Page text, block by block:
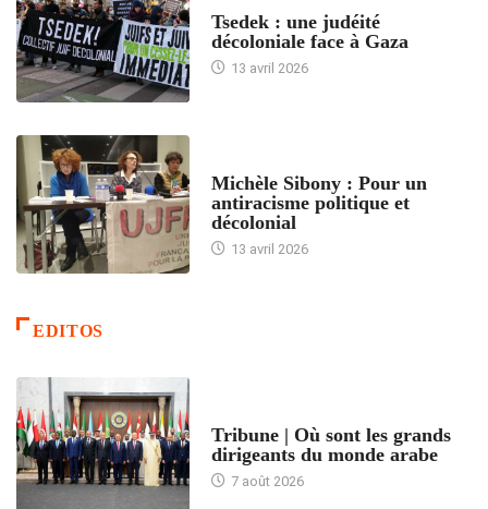
Tsedek : une judéité
décoloniale face à Gaza
13 avril 2026
Michèle Sibony : Pour un
antiracisme politique et
décolonial
13 avril 2026
EDITOS
Tribune | Où sont les grands
dirigeants du monde arabe
7 août 2026